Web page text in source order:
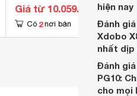
Giá từ 10.059.688 đ
Có 2 nơi bán
hiện nay
Đánh
Xdobo
nhất dịp
Đánh
PG10:
cho mọi